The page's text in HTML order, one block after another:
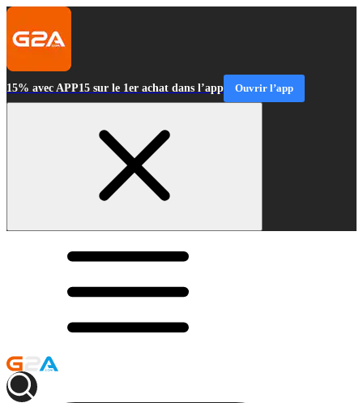
15% avec APP15 sur le 1er achat dans l’app Ouvrir l’app